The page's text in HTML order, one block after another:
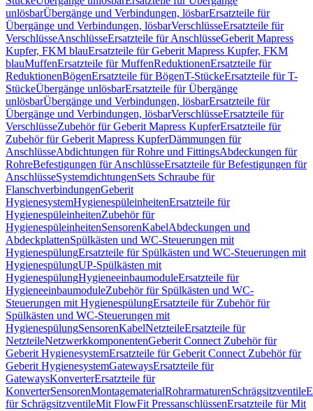
unlösbarÜbergänge und Verbindungen, lösbarErsatzteile für
Übergänge und Verbindungen, lösbarVerschlüsseErsatzteile für
VerschlüsseAnschlüsseErsatzteile für AnschlüsseGeberit Mapress
Kupfer, FKM blauErsatzteile für Geberit Mapress Kupfer, FKM
blauMuffenErsatzteile für MuffenReduktionenErsatzteile für
ReduktionenBögenErsatzteile für BögenT-StückeErsatzteile für T-
StückeÜbergänge unlösbarErsatzteile für Übergänge
unlösbarÜbergänge und Verbindungen, lösbarErsatzteile für
Übergänge und Verbindungen, lösbarVerschlüsseErsatzteile für
VerschlüsseZubehör für Geberit Mapress KupferErsatzteile für
Zubehör für Geberit Mapress KupferDämmungen für
AnschlüsseAbdichtungen für Rohre und FittingsAbdeckungen für
RohreBefestigungen für AnschlüsseErsatzteile für Befestigungen für
AnschlüsseSystemdichtungenSets Schraube für
FlanschverbindungenGeberit
HygienesystemHygienespüleinheitenErsatzteile für
HygienespüleinheitenZubehör für
HygienespüleinheitenSensorenKabelAbdeckungen und
AbdeckplattenSpülkästen und WC-Steuerungen mit
HygienespülungErsatzteile für Spülkästen und WC-Steuerungen mit
HygienespülungUP-Spülkästen mit
HygienespülungHygieneeinbaumoduleErsatzteile für
HygieneeinbaumoduleZubehör für Spülkästen und WC-
Steuerungen mit HygienespülungErsatzteile für Zubehör für
Spülkästen und WC-Steuerungen mit
HygienespülungSensorenKabelNetzteileErsatzteile für
NetzteileNetzwerkkomponentenGeberit Connect Zubehör für
Geberit HygienesystemErsatzteile für Geberit Connect Zubehör für
Geberit HygienesystemGatewaysErsatzteile für
GatewaysKonverterErsatzteile für
KonverterSensorenMontagematerialRohrarmaturenSchrägsitzventile
für SchrägsitzventileMit FlowFit PressanschlüssenErsatzteile für Mit